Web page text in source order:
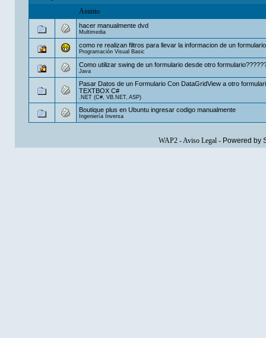
Asunto
hacer manualmente dvd
Multimedia
como re realizan filtros para llevar la informacion de un
Programación Visual Basic
Como utilizar swing de un formulario desde otro
Java
Pasar Datos de un Formulario Con DataGridView a otro
TEXTBOX C#
.NET (C#, VB.NET, ASP)
Boutique plus en Ubuntu ingresar codigo manualmente
Ingeniería Inversa
WAP2-Aviso Legal- Powered by